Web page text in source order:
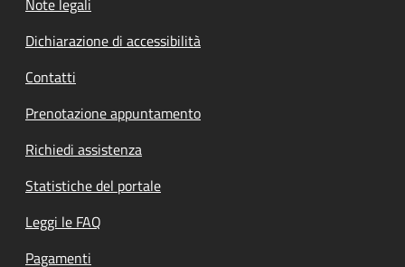
Note legali
Dichiarazione di accessibilità
Contatti
Prenotazione appuntamento
Richiedi assistenza
Statistiche del portale
Leggi le FAQ
Pagamenti